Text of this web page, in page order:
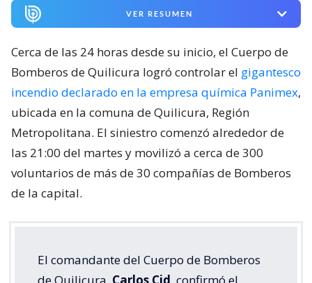
VER RESUMEN
Cerca de las 24 horas desde su inicio, el Cuerpo de
Bomberos de Quilicura logró controlar el gigantesco
incendio declarado en la empresa química Panimex,
ubicada en la comuna de Quilicura, Región
Metropolitana. El siniestro comenzó alrededor de
las 21:00 del martes y movilizó a cerca de 300
voluntarios de más de 30 compañías de Bomberos
de la capital.
El comandante del Cuerpo de Bomberos